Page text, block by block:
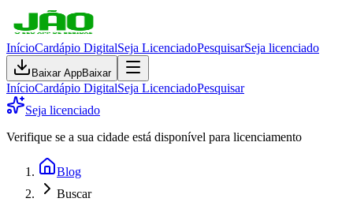
InícioCardápio DigitalSeja LicenciadoPesquisarSeja licenciado
Baixar AppBaixar
InícioCardápio DigitalSeja LicenciadoPesquisar
Seja licenciado
Verifique se a sua cidade está disponível para licenciamento
Blog
Buscar